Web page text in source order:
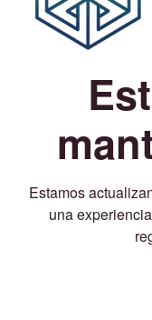
Estamos
una